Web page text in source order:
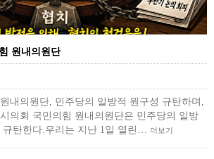
원내의원단
내의원단, 민주당의 일방적 원구성 규탄하며,
의회 국민의힘 원내의원단은 민주당의 일방
규탄한다.우리는 지난 1일 열린… 더보기